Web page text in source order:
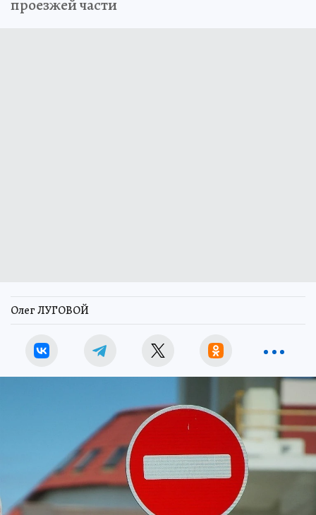
проезжей части
Олег ЛУГОВОЙ